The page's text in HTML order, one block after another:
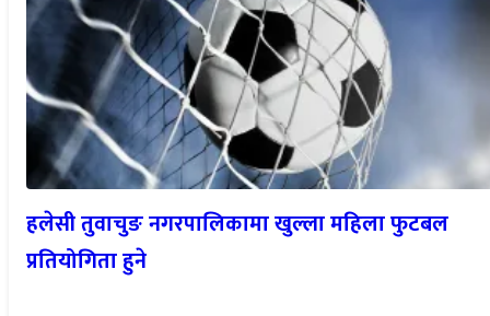
हलेसी तुवाचुङ नगरपालिकामा खुल्ला महिला फुटबल
प्रतियोगिता हुने